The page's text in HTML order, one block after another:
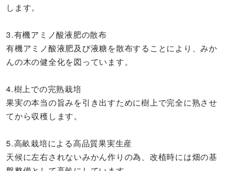
します。
3.有機アミノ酸液肥の散布
有機アミノ酸液肥及び液糖を散布することにより、みか
んの木の健全化を図っています。
4.樹上での完熟栽培
果実の本当の旨みを引き出すために樹上で完全に熟させ
てから収穫します。
5.高畝栽培による高品質果実生産
天候に左右されないみかん作りの為、改植時には畑の基